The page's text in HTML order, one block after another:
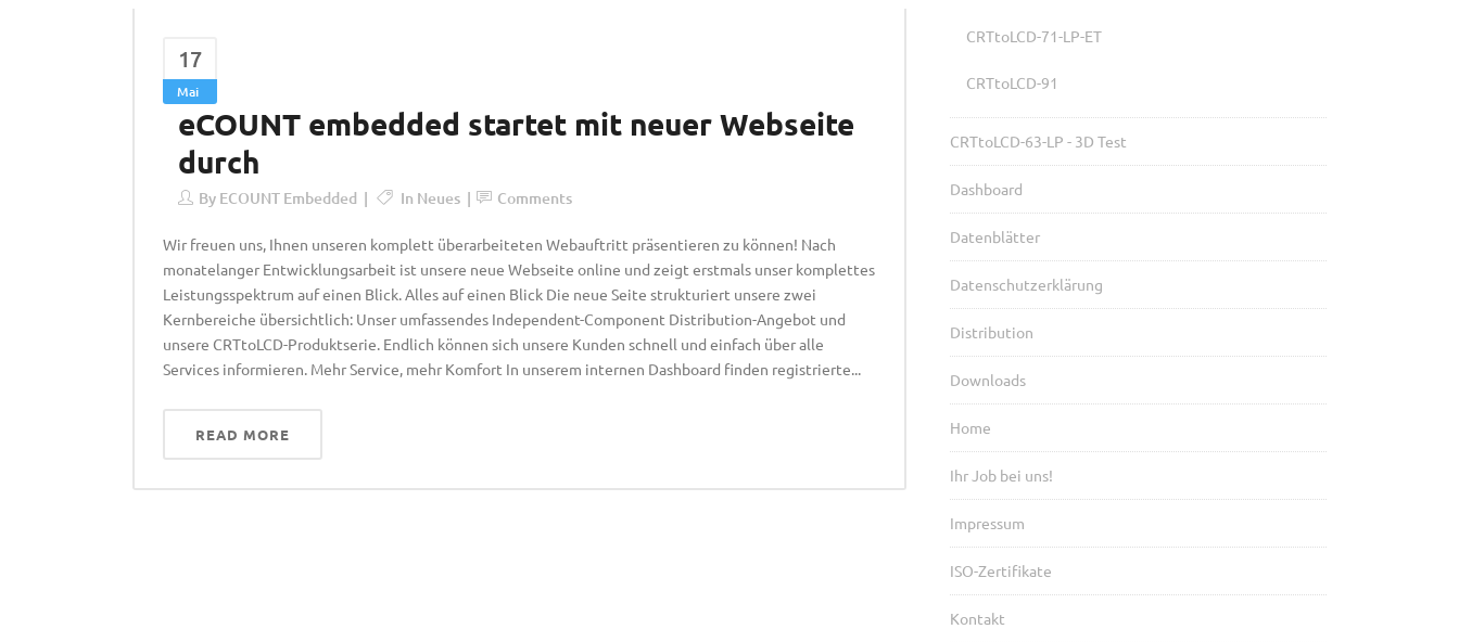
17
Mai
eCOUNT embedded startet mit neuer Webseite
durch
By ECOUNT Embedded In Neues Comments
Wir freuen uns, Ihnen unseren komplett überarbeiteten Webauftritt präsentieren zu können! Nach
monatelanger Entwicklungsarbeit ist unsere neue Webseite online und zeigt erstmals unser komplettes
Leistungsspektrum auf einen Blick. Alles auf einen Blick Die neue Seite strukturiert unsere zwei
Kernbereiche übersichtlich: Unser umfassendes Independent-Component Distribution-Angebot und
unsere CRTtoLCD-Produktserie. Endlich können sich unsere Kunden schnell und einfach über alle
Services informieren. Mehr Service, mehr Komfort In unserem internen Dashboard finden registrierte...
READ MORE
CRTtoLCD-71-LP-ET
CRTtoLCD-91
CRTtoLCD-63-LP - 3D Test
Dashboard
Datenblätter
Datenschutzerklärung
Distribution
Downloads
Home
Ihr Job bei uns!
Impressum
ISO-Zertifikate
Kontakt